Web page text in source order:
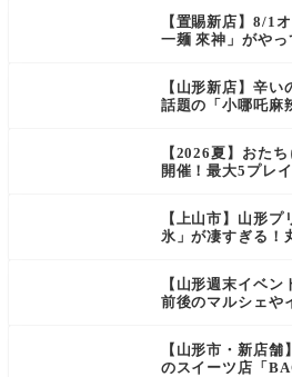
【置賜新店】8/1
一麺 來神」がや
【山形新店】辛
話題の「小哪吒麻
【2026夏】おた
開催！最大5プレ
【上山市】山形
氷」が凄すぎる！
【山形週末イベ
前後のマルシェや
【山形市・新店
のスイーツ店「